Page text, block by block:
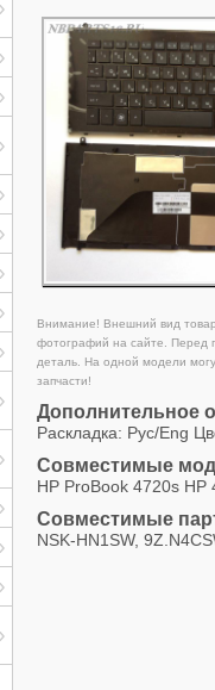
Внимание! Внешний вид
фотографий на сайте. Перед
деталь. На одной модели
запчасти!
Дополнительное
Раскладка: Рус/Eng
Совместимые
HP ProBook 4720s HP
Совместимые
NSK-HN1SW,